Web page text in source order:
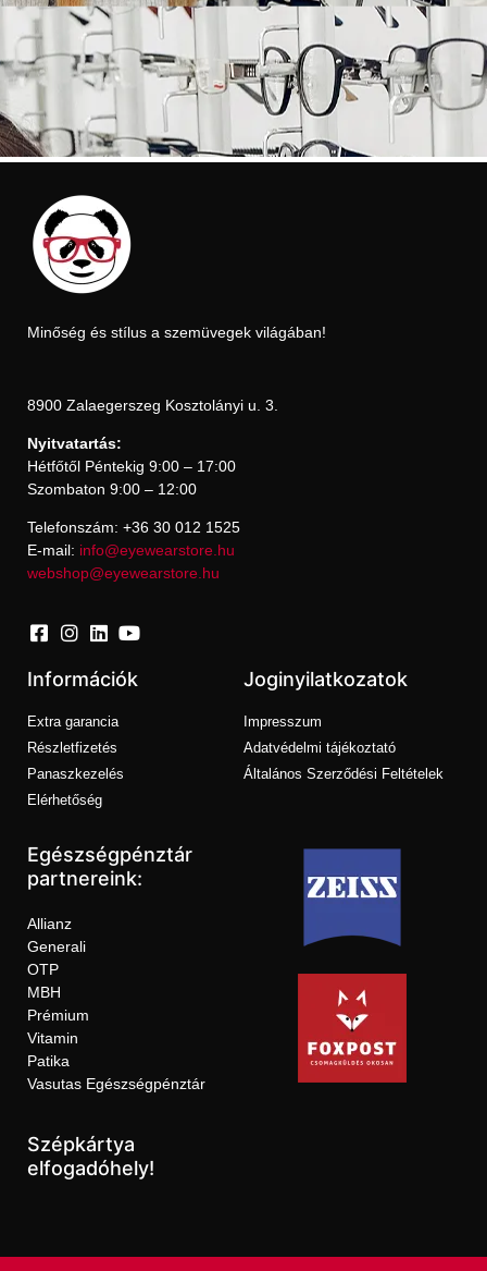
Minőség és stílus a szemüvegek világában!
8900 Zalaegerszeg Kosztolányi u. 3.
Nyitvatartás:
Hétfőtől Péntekig 9:00 – 17:00
Szombaton 9:00 – 12:00
Telefonszám: +36 30 012 1525
E-mail: info@eyewearstore.hu
webshop@eyewearstore.hu
Információk
Extra garancia
Részletfizetés
Panaszkezelés
Elérhetőség
Joginyilatkozatok
Impresszum
Adatvédelmi tájékoztató
Általános Szerződési Feltételek
Egészségpénztár
partnereink:
Allianz
Generali
OTP
MBH
Prémium
Vitamin
Patika
Vasutas Egészségpénztár
Szépkártya
elfogadóhely!